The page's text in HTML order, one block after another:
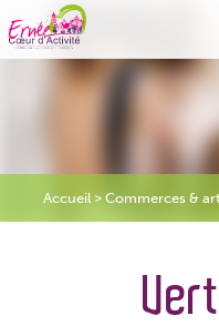
Accueil> Commerces &